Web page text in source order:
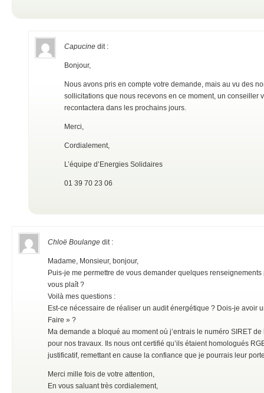
Capucine dit :
Bonjour,
Nous avons pris en compte votre demande, mais au vu des
sollicitations que nous recevons en ce moment, un conseiller
recontactera dans les prochains jours.
Merci,
Cordialement,
L’équipe d’Energies Solidaires
01 39 70 23 06
Chloë Boulange dit :
Madame, Monsieur, bonjour,
Puis-je me permettre de vous demander quelques
vous plaît ?
Voilà mes questions :
Est-ce nécessaire de réaliser un audit énergétique ? Dois-je avoir
Faire » ?
Ma demande a bloqué au moment où j’entrais le numéro SIRET
pour nos travaux. Ils nous ont certifié qu’ils étaient homologués
justificatif, remettant en cause la confiance que je pourrais leur
Merci mille fois de votre attention,
En vous saluant très cordialement,